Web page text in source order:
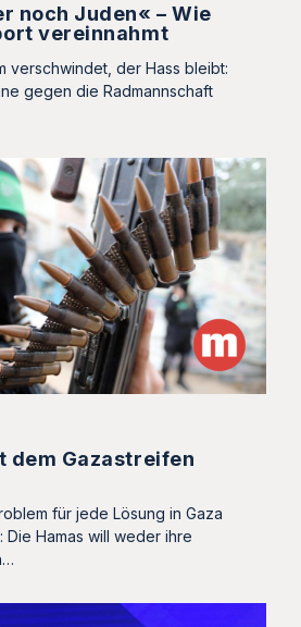
noch Juden« – Wie
vereinnahmt
verschwindet, der Hass bleibt:
gegen die Radmannschaft
dem Gazastreifen
für jede Lösung in Gaza
Hamas will weder ihre